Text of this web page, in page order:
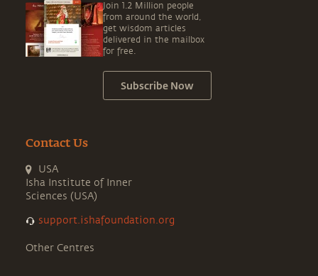
Join 1.2 Million people
from around the world,
get wisdom articles
delivered in the mailbox
for free.
Subscribe Now
Contact Us
USA
Isha Institute of Inner
Sciences (USA)
support.ishafoundation.org
Other Centres